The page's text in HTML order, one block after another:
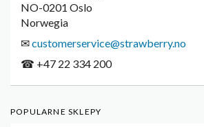
NO-0201 Oslo
Norwegia
✉customerservice@strawberry.no
☎ +47 22 334 200
POPULARNE SKLEPY